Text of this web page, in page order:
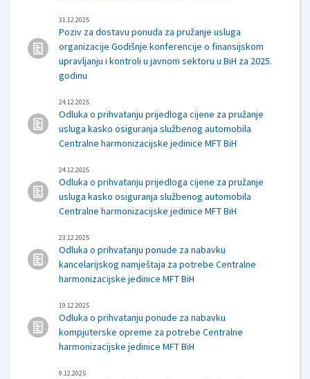
31.12.2025
Poziv za dostavu ponuda za pružanje usluga
organizacije Godišnje konferencije o finansijskom
upravljanju i kontroli u javnom sektoru u BiH za 2025.
godinu
24.12.2025
Odluka o prihvatanju prijedloga cijene za pružanje
usluga kasko osiguranja službenog automobila
Centralne harmonizacijske jedinice MFT BiH
24.12.2025
Odluka o prihvatanju prijedloga cijene za pružanje
usluga kasko osiguranja službenog automobila
Centralne harmonizacijske jedinice MFT BiH
23.12.2025
Odluka o prihvatanju ponude za nabavku
kancelarijskog namještaja za potrebe Centralne
harmonizacijske jedinice MFT BiH
19.12.2025
Odluka o prihvatanju ponude za nabavku
kompjuterske opreme za potrebe Centralne
harmonizacijske jedinice MFT BiH
9.12.2025